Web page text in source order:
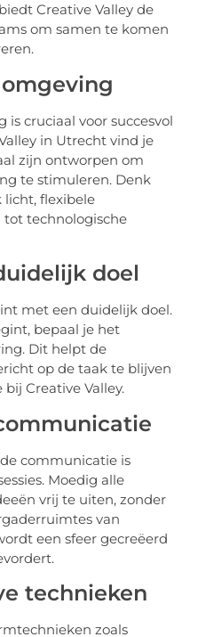
Creative Valley de
om samen te komen
cruciaal voor succesvol
in Utrecht vind je
zijn ontworpen om
te stimuleren. Denk
flexibele
technologische
doel
met een duidelijk doel.
bepaal je het
Dit helpt de
op de taak te blijven
Creative Valley.
communicatie is
Moedig alle
vrij te uiten, zonder
van
een sfeer gecreëerd
technieken
zoals